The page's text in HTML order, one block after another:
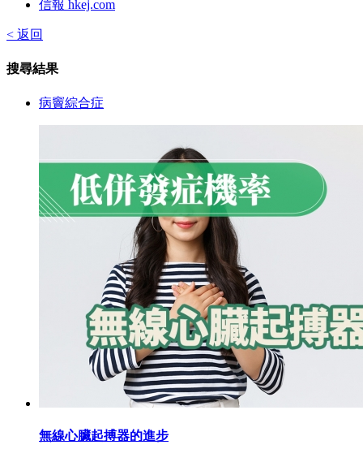
信報 hkej.com
< 返回
搜尋結果
病竇綜合症
無線心臟起搏器的進步